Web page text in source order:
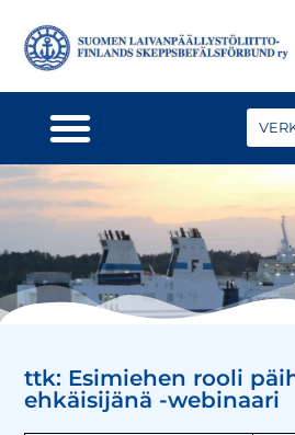
ttk: Esimiehen rooli
ehkäisijänä -webinaari